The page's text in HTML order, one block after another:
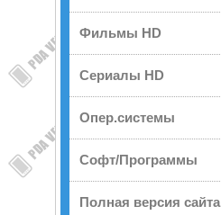
Фильмы HD
Сериалы HD
Опер.системы
Софт/Программы
Полная версия сайта